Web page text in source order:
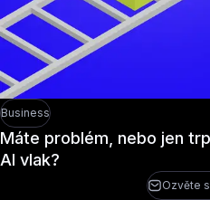
Business
Máte problém, nebo jen
AI vlak?
Ozvěte